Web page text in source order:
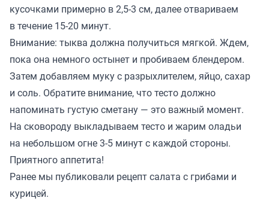
кусочками примерно в 2,5-3 см, далее отвариваем
в течение 15-20 минут.
Внимание: тыква должна получиться мягкой. Ждем,
пока она немного остынет и пробиваем блендером.
Затем добавляем муку с разрыхлителем, яйцо, сахар
и соль. Обратите внимание, что тесто должно
напоминать густую сметану — это важный момент.
На сковороду выкладываем тесто и жарим оладьи
на небольшом огне 3-5 минут с каждой стороны.
Приятного аппетита!
Ранее мы публиковали рецепт салата с грибами и
курицей.